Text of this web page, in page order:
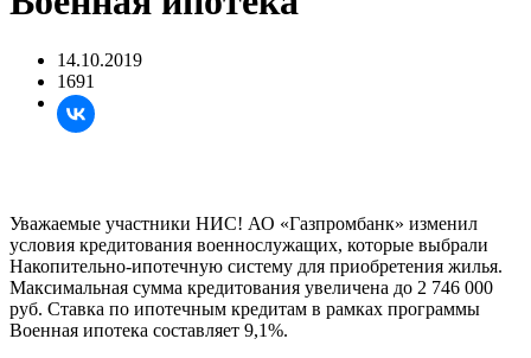
14.10.2019
1691
Уважаемые участники НИС! АО «Газпромбанк» изменил
условия кредитования военнослужащих, которые выбрали
Накопительно-ипотечную систему для приобретения жилья.
Максимальная сумма кредитования увеличена до 2 746 000
руб. Ставка по ипотечным кредитам в рамках программы
Военная ипотека составляет 9,1%.